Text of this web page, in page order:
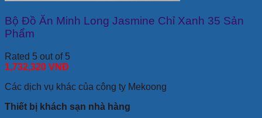
Bộ Đồ Ăn Minh Long Jasmine Chỉ Xanh 35 Sản
Phẩm
Rated 5 out of 5
1,732,320 VNĐ
Các dịch vụ khác của công ty Mekoong
Thiết bị khách sạn nhà hàng